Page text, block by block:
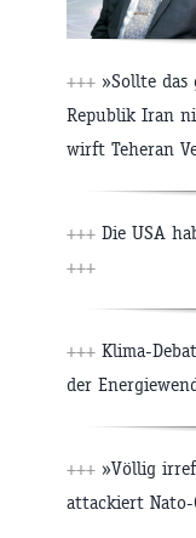
+++ »Sollte das
Republik Iran
wirft Teheran
+++ Die USA
+++
+++ Klima-
der
+++ »Völlig
attackiert